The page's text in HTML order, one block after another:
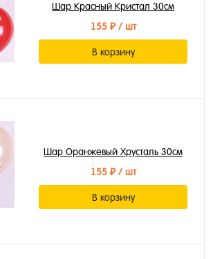
Шар Красный Кристал 30см
155 ₽/ шт
В корзину
Шар Оранжевый Хрусталь 30см
155 ₽/ шт
В корзину